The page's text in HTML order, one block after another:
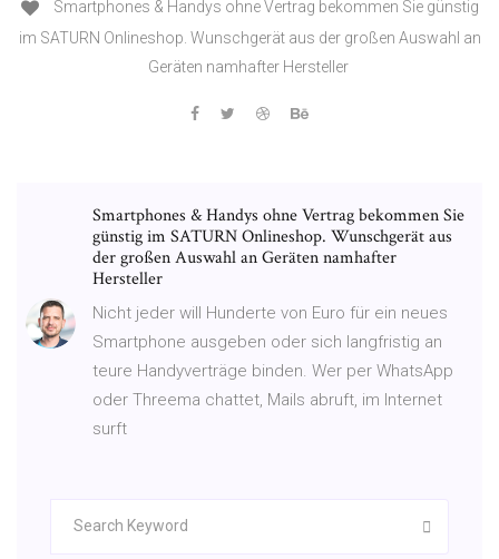
Smartphones & Handys ohne Vertrag bekommen Sie günstig
im SATURN Onlineshop. Wunschgerät aus der großen Auswahl an
Geräten namhafter Hersteller
Smartphones & Handys ohne Vertrag bekommen Sie
günstig im SATURN Onlineshop. Wunschgerät aus
der großen Auswahl an Geräten namhafter
Hersteller
Nicht jeder will Hunderte von Euro für ein neues
Smartphone ausgeben oder sich langfristig an
teure Handyverträge binden. Wer per WhatsApp
oder Threema chattet, Mails abruft, im Internet
surft